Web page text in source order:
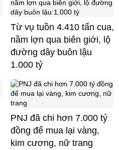
Từ vụ tuồn 4.410 tấn cua,
nầm lợn qua biên giới, lộ
đường dây buôn lậu
1.000 tỷ
PNJ đã chi hơn 7.000 tỷ
đồng để mua lại vàng,
kim cương, nữ trang